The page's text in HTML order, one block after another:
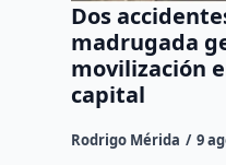
Dos
madrugada
movilización
capital
Rodrigo Mérida 9